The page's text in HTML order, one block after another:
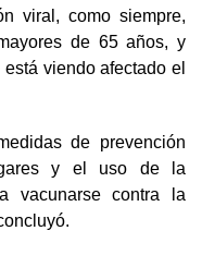
viral, como siempre,
de 65 años, y
está viendo afectado el
de prevención
y el uso de la
vacunarse contra la